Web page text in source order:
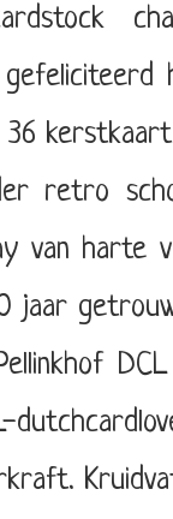
gefeliciteerd
retro
van harte
jaar